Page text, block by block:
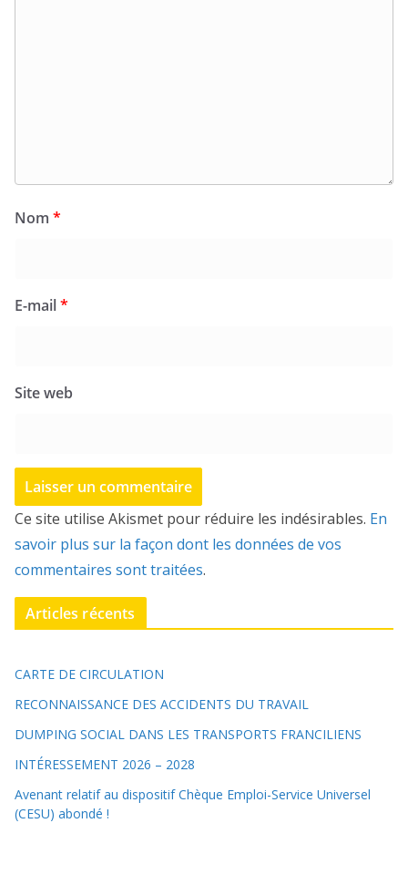
Nom *
E-mail*
Site web
Ce site utilise Akismet pour réduire les indésirables. En
savoir plus sur la façon dont les données de vos
commentaires sont traitées.
Articles récents
CARTE DE CIRCULATION
RECONNAISSANCE DES ACCIDENTS DU TRAVAIL
DUMPING SOCIAL DANS LES TRANSPORTS FRANCILIENS
INTÉRESSEMENT 2026 – 2028
Avenant relatif au dispositif Chèque Emploi-Service Universel
(CESU) abondé !